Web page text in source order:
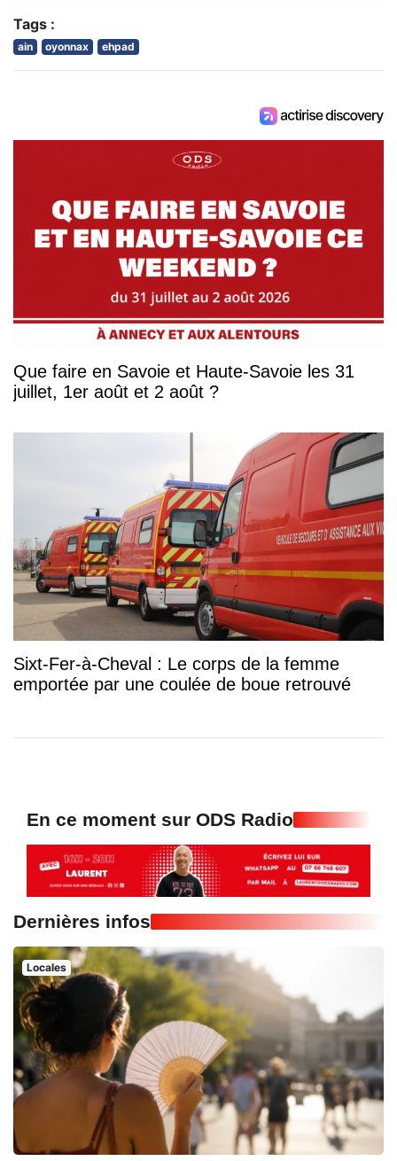
Tags :
ain oyonnax ehpad
Que faire en Savoie et Haute-Savoie les 31
juillet, 1er août et 2 août ?
Sixt-Fer-à-Cheval : Le corps de la femme
emportée par une coulée de boue retrouvé
En ce moment sur ODS Radio
Dernières infos
Locales